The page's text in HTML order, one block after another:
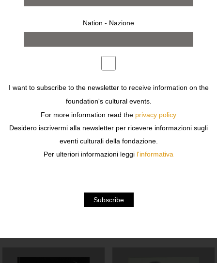
BUY
Description
Publisher : Exhibition Intl.
Language : English
Nation - Nazione
I want to subscribe to the newsletter to receive information on the
foundation's cultural events.
For more information read the privacy policy
Desidero iscrivermi alla newsletter per ricevere informazioni sugli
eventi culturali della fondazione.
Per ulteriori informazioni leggi l'informativa